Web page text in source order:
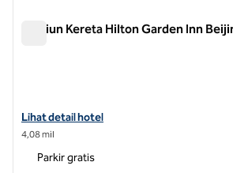
Stasiun Kereta Hilton Garden Inn
Lihat detail hotel untuk Stasiun Kereta
Lihat detail hotel
4,08 mil
Parkir gratis